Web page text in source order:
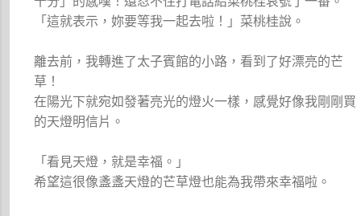
「這就表示，妳要等我一起去啦！」菜桃桂說。
離去前，我轉進了太子賓館的小路，看到了好漂亮的芒
草！
在陽光下就宛如發著亮光的燈火一樣，感覺好像我剛剛買
的天燈明信片。
「看見天燈，就是幸福。」
希望這很像盞盞天燈的芒草燈也能為我帶來幸福啦。